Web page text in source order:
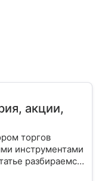
акции,
торгов
инструментами
разбираемся,
на площадке